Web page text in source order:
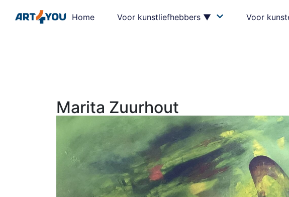
Home Voor kunstliefhebbers ▼ Voor
Marita Zuurhout